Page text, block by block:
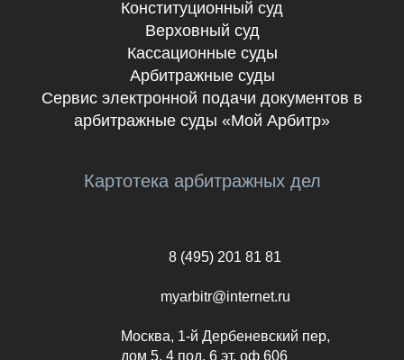
Конституционный суд
Верховный суд
Кассационные суды
Арбитражные суды
Сервис электронной подачи документов в
арбитражные суды «Мой Арбитр»
Картотека арбитражных дел
8 (495) 201 81 81
myarbitr@internet.ru
Москва, 1-й Дербеневский пер,
дом 5, 4 под, 6 эт, оф 606